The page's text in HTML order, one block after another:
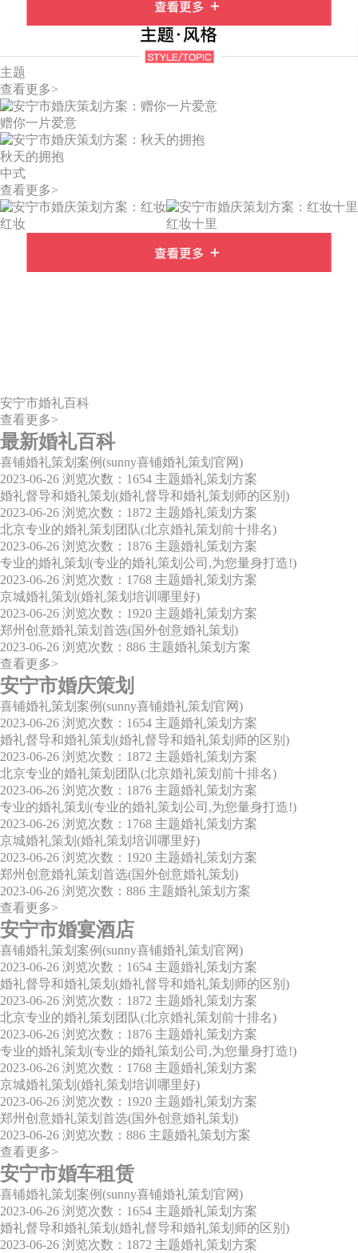
主题
查看更多>
赠你一片爱意
秋天的拥抱
中式
查看更多>
红妆 红妆十里
安宁市婚礼百科
查看更多>
最新婚礼百科
喜铺婚礼策划案例(sunny喜铺婚礼策划官网)
2023-06-26 浏览次数：1654 主题婚礼策划方案
婚礼督导和婚礼策划(婚礼督导和婚礼策划师的区别)
2023-06-26 浏览次数：1872 主题婚礼策划方案
北京专业的婚礼策划团队(北京婚礼策划前十排名)
2023-06-26 浏览次数：1876 主题婚礼策划方案
专业的婚礼策划(专业的婚礼策划公司,为您量身打造!)
2023-06-26 浏览次数：1768 主题婚礼策划方案
京城婚礼策划(婚礼策划培训哪里好)
2023-06-26 浏览次数：1920 主题婚礼策划方案
郑州创意婚礼策划首选(国外创意婚礼策划)
2023-06-26 浏览次数：886 主题婚礼策划方案
查看更多>
安宁市婚庆策划
喜铺婚礼策划案例(sunny喜铺婚礼策划官网)
2023-06-26 浏览次数：1654 主题婚礼策划方案
婚礼督导和婚礼策划(婚礼督导和婚礼策划师的区别)
2023-06-26 浏览次数：1872 主题婚礼策划方案
北京专业的婚礼策划团队(北京婚礼策划前十排名)
2023-06-26 浏览次数：1876 主题婚礼策划方案
专业的婚礼策划(专业的婚礼策划公司,为您量身打造!)
2023-06-26 浏览次数：1768 主题婚礼策划方案
京城婚礼策划(婚礼策划培训哪里好)
2023-06-26 浏览次数：1920 主题婚礼策划方案
郑州创意婚礼策划首选(国外创意婚礼策划)
2023-06-26 浏览次数：886 主题婚礼策划方案
查看更多>
安宁市婚宴酒店
喜铺婚礼策划案例(sunny喜铺婚礼策划官网)
2023-06-26 浏览次数：1654 主题婚礼策划方案
婚礼督导和婚礼策划(婚礼督导和婚礼策划师的区别)
2023-06-26 浏览次数：1872 主题婚礼策划方案
北京专业的婚礼策划团队(北京婚礼策划前十排名)
2023-06-26 浏览次数：1876 主题婚礼策划方案
专业的婚礼策划(专业的婚礼策划公司,为您量身打造!)
2023-06-26 浏览次数：1768 主题婚礼策划方案
京城婚礼策划(婚礼策划培训哪里好)
2023-06-26 浏览次数：1920 主题婚礼策划方案
郑州创意婚礼策划首选(国外创意婚礼策划)
2023-06-26 浏览次数：886 主题婚礼策划方案
查看更多>
安宁市婚车租赁
喜铺婚礼策划案例(sunny喜铺婚礼策划官网)
2023-06-26 浏览次数：1654 主题婚礼策划方案
婚礼督导和婚礼策划(婚礼督导和婚礼策划师的区别)
2023-06-26 浏览次数：1872 主题婚礼策划方案